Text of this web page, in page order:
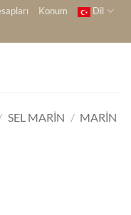
Konum
Dil
SEL MARIN / MARIN